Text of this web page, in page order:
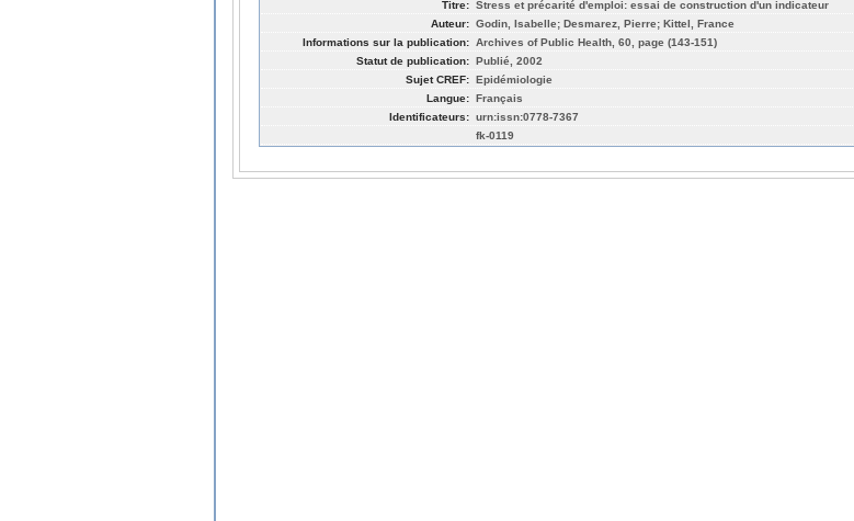
Titre: Stress et précarité d'emploi: essai de construction d'un indicateur
Auteur: Godin, Isabelle; Desmarez, Pierre; Kittel, France
Informations sur la publication: Archives of Public Health, 60, page (143-151)
Statut de publication: Publié, 2002
Sujet CREF: Epidémiologie
Langue: Français
Identificateurs: urn:issn:0778-7367
fk-0119